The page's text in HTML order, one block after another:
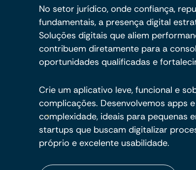
No setor jurídico, onde confiança,
fundamentais, a presença digital
Soluções digitais que aliem
contribuem diretamente para a
oportunidades qualificadas e
Crie um aplicativo leve, funcional e
complicações. Desenvolvemos apps
complexidade, ideais para pequenas
startups que buscam digitalizar
próprio e excelente usabilidade.